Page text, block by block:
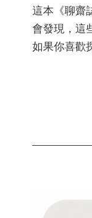
這本《聊齋
會發現，這
如果你喜歡